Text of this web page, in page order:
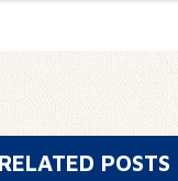
RELATED POSTS